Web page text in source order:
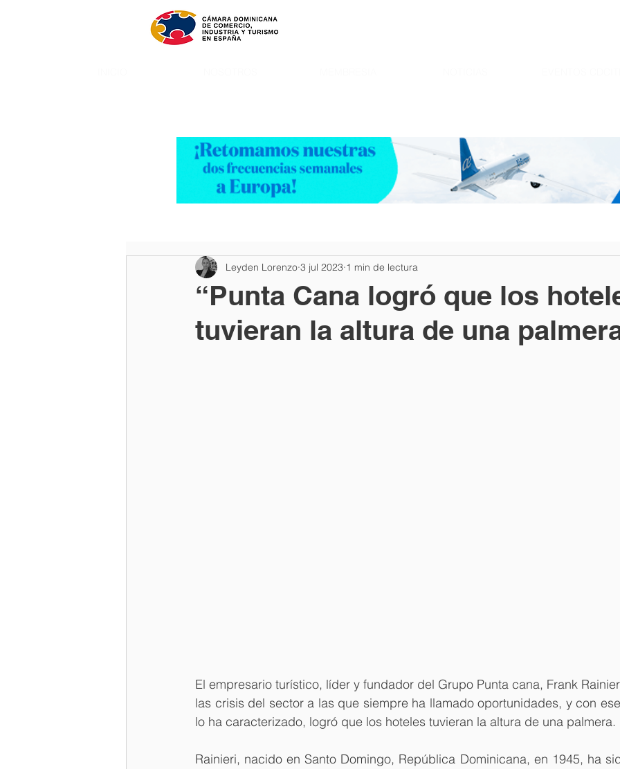
“Punta Cana logró que los
tuvieran la altura de una
Leyden Lorenzo 3 jul 2023 1 min de lectura
El empresario turístico, líder y fundador del Grupo Punta cana, Frank
las crisis del sector a las que siempre ha llamado oportunidades, y con
lo ha caracterizado, logró que los hoteles tuvieran la altura de una palmera.
Rainieri, nacido en Santo Domingo, República Dominicana, en 1945, ha